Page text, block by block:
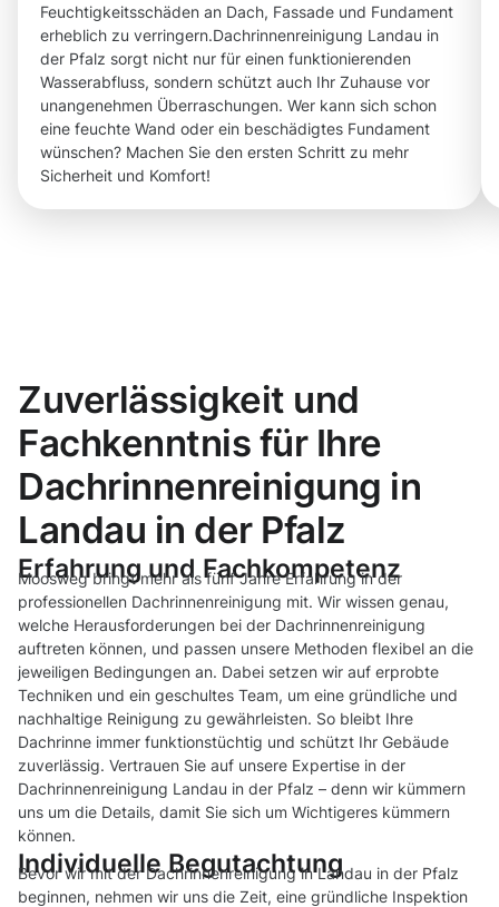
Feuchtigkeitsschäden an Dach, Fassade und Fundament
erheblich zu verringern.Dachrinnenreinigung Landau in
der Pfalz sorgt nicht nur für einen funktionierenden
Wasserabfluss, sondern schützt auch Ihr Zuhause vor
unangenehmen Überraschungen. Wer kann sich schon
eine feuchte Wand oder ein beschädigtes Fundament
wünschen? Machen Sie den ersten Schritt zu mehr
Sicherheit und Komfort!
Zuverlässigkeit und
Fachkenntnis für Ihre
Dachrinnenreinigung in
Landau in der Pfalz
Erfahrung und Fachkompetenz
Moosweg bringt mehr als fünf Jahre Erfahrung in der
professionellen Dachrinnenreinigung mit. Wir wissen genau,
welche Herausforderungen bei der Dachrinnenreinigung
auftreten können, und passen unsere Methoden flexibel an die
jeweiligen Bedingungen an. Dabei setzen wir auf erprobte
Techniken und ein geschultes Team, um eine gründliche und
nachhaltige Reinigung zu gewährleisten. So bleibt Ihre
Dachrinne immer funktionstüchtig und schützt Ihr Gebäude
zuverlässig. Vertrauen Sie auf unsere Expertise in der
Dachrinnenreinigung Landau in der Pfalz – denn wir kümmern
uns um die Details, damit Sie sich um Wichtigeres kümmern
können.
Individuelle Begutachtung
Bevor wir mit der Dachrinnenreinigung in Landau in der Pfalz
beginnen, nehmen wir uns die Zeit, eine gründliche Inspektion